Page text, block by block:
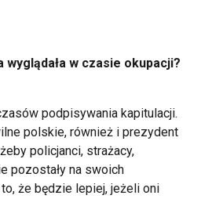
wyglądała w czasie okupacji?
podpisywania kapitulacji.
polskie, również i prezydent
policjanci, strażacy,
pozostały na swoich
że będzie lepiej, jeżeli oni